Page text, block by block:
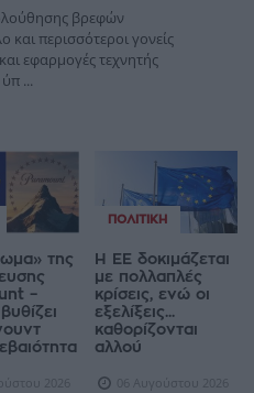
βρεφών
περισσότεροι γονείς
εφαρμογές τεχνητής
...
της
–
2026
ΠΟΛΙΤΙΚΉ
Η ΕΕ δοκιμάζεται
με πολλαπλές
κρίσεις, ενώ οι
εξελίξεις...
καθορίζονται
αλλού
06 Αυγούστου 2026